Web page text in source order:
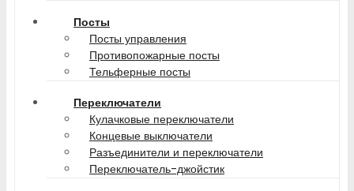
Посты
Посты управления
Противопожарные посты
Тельферные посты
Переключатели
Кулачковые переключатели
Концевые выключатели
Разъединители и переключатели
Переключатель-джойстик